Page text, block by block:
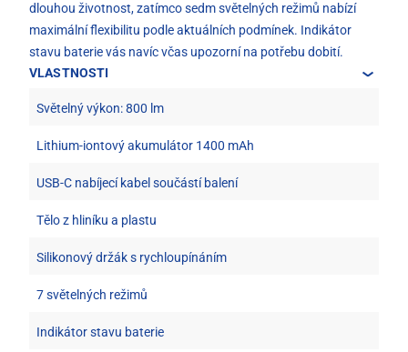
dlouhou životnost, zatímco sedm světelných režimů nabízí
maximální flexibilitu podle aktuálních podmínek. Indikátor
stavu baterie vás navíc včas upozorní na potřebu dobití.
VLASTNOSTI
Světelný výkon: 800 lm
Lithium-iontový akumulátor 1400 mAh
USB-C nabíjecí kabel součástí balení
Tělo z hliníku a plastu
Silikonový držák s rychloupínáním
7 světelných režimů
Indikátor stavu baterie